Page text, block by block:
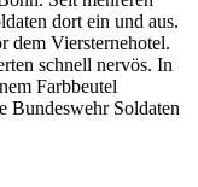
dort ein und aus.
dem Viersternehotel.
schnell nervös. In
Farbbeutel
Bundeswehr Soldaten